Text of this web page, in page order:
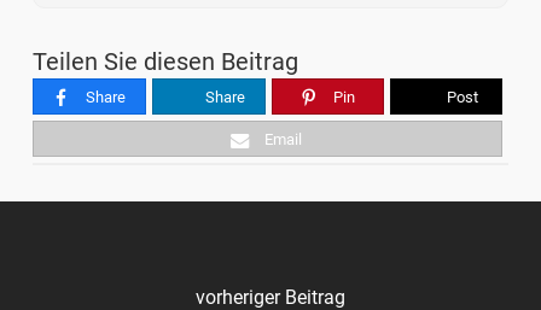
Teilen Sie diesen Beitrag
Share Share Pin Post
Email
vorheriger Beitrag